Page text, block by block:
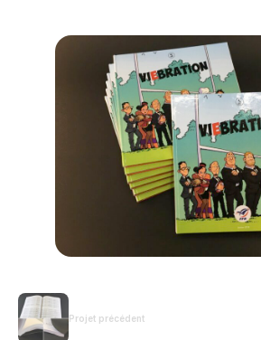
Projet précédent